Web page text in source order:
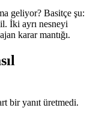
geliyor? Basitçe şu:
İki ayrı nesneyi
karar mantığı.
bir yanıt üretmedi.